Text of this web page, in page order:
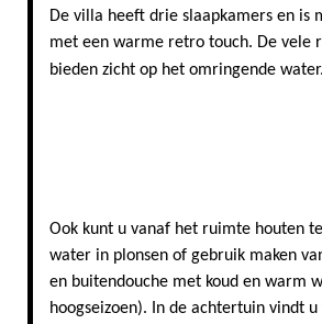
De villa heeft drie slaapkamers en is
met een warme retro touch. De vele
bieden zicht op het omringende water.
Ook kunt u vanaf het ruimte houten
water in plonsen of gebruik maken
en buitendouche met koud en warm
hoogseizoen). In de achtertuin vindt